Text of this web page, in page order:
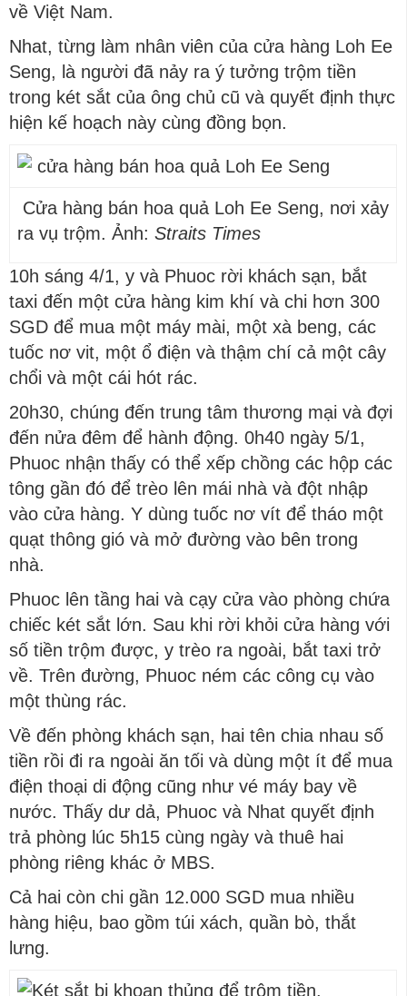
về Việt Nam.
Nhat, từng làm nhân viên của cửa hàng Loh Ee
Seng, là người đã nảy ra ý tưởng trộm tiền
trong két sắt của ông chủ cũ và quyết định thực
hiện kế hoạch này cùng đồng bọn.
Cửa hàng bán hoa quả Loh Ee Seng, nơi xảy
ra vụ trộm. Ảnh: Straits Times
10h sáng 4/1, y và Phuoc rời khách sạn, bắt
taxi đến một cửa hàng kim khí và chi hơn 300
SGD để mua một máy mài, một xà beng, các
tuốc nơ vit, một ổ điện và thậm chí cả một cây
chổi và một cái hót rác.
20h30, chúng đến trung tâm thương mại và đợi
đến nửa đêm để hành động. 0h40 ngày 5/1,
Phuoc nhận thấy có thể xếp chồng các hộp các
tông gần đó để trèo lên mái nhà và đột nhập
vào cửa hàng. Y dùng tuốc nơ vít để tháo một
quạt thông gió và mở đường vào bên trong
nhà.
Phuoc lên tầng hai và cạy cửa vào phòng chứa
chiếc két sắt lớn. Sau khi rời khỏi cửa hàng với
số tiền trộm được, y trèo ra ngoài, bắt taxi trở
về. Trên đường, Phuoc ném các công cụ vào
một thùng rác.
Về đến phòng khách sạn, hai tên chia nhau số
tiền rồi đi ra ngoài ăn tối và dùng một ít để mua
điện thoại di động cũng như vé máy bay về
nước. Thấy dư dả, Phuoc và Nhat quyết định
trả phòng lúc 5h15 cùng ngày và thuê hai
phòng riêng khác ở MBS.
Cả hai còn chi gần 12.000 SGD mua nhiều
hàng hiệu, bao gồm túi xách, quần bò, thắt
lưng.